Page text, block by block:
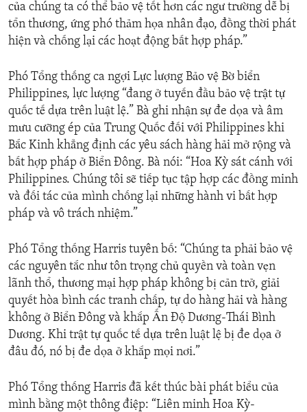
của chúng ta có thể bảo vệ tốt hơn các ngư trường dễ bị
tổn thương, ứng phó thảm họa nhân đạo, đồng thời phát
hiện và chống lại các hoạt động bất hợp pháp.”
Phó Tổng thống ca ngợi Lực lượng Bảo vệ Bờ biển
Philippines, lực lượng “đang ở tuyến đầu bảo vệ trật tự
quốc tế dựa trên luật lệ.” Bà ghi nhận sự đe dọa và âm
mưu cưỡng ép của Trung Quốc đối với Philippines khi
Bắc Kinh khẳng định các yêu sách hàng hải mở rộng và
bất hợp pháp ở Biển Đông. Bà nói: “Hoa Kỳ sát cánh với
Philippines. Chúng tôi sẽ tiếp tục tập hợp các đồng minh
và đối tác của mình chống lại những hành vi bất hợp
pháp và vô trách nhiệm.”
Phó Tổng thống Harris tuyên bố: “Chúng ta phải bảo vệ
các nguyên tắc như tôn trọng chủ quyền và toàn vẹn
lãnh thổ, thương mại hợp pháp không bị cản trở, giải
quyết hòa bình các tranh chấp, tự do hàng hải và hàng
không ở Biển Đông và khắp Ấn Độ Dương-Thái Bình
Dương. Khi trật tự quốc tế dựa trên luật lệ bị đe dọa ở
đâu đó, nó bị đe dọa ở khắp mọi nơi.”
Phó Tổng thống Harris đã kết thúc bài phát biểu của
mình bằng một thông điệp: “Liên minh Hoa Kỳ-